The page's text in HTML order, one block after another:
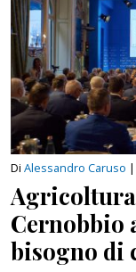
Di Alessandro Caruso |
Cernobbio
bisogno di